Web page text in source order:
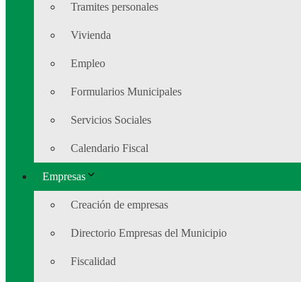
Tramites personales
Vivienda
Empleo
Formularios Municipales
Servicios Sociales
Calendario Fiscal
Empresas
Creación de empresas
Directorio Empresas del Municipio
Fiscalidad